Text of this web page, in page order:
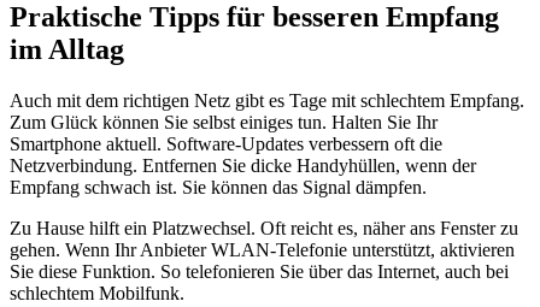
Praktische Tipps für besseren Empfang
im Alltag
Auch mit dem richtigen Netz gibt es Tage mit schlechtem Empfang.
Zum Glück können Sie selbst einiges tun. Halten Sie Ihr
Smartphone aktuell. Software‑Updates verbessern oft die
Netzverbindung. Entfernen Sie dicke Handyhüllen, wenn der
Empfang schwach ist. Sie können das Signal dämpfen.
Zu Hause hilft ein Platzwechsel. Oft reicht es, näher ans Fenster zu
gehen. Wenn Ihr Anbieter WLAN‑Telefonie unterstützt, aktivieren
Sie diese Funktion. So telefonieren Sie über das Internet, auch bei
schlechtem Mobilfunk.